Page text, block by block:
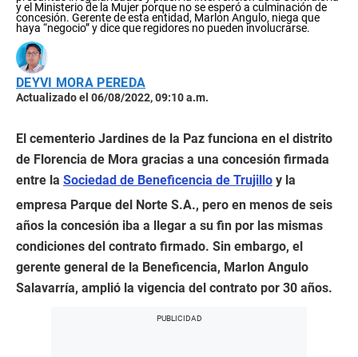
y el Ministerio de la Mujer porque no se esperó a culminación de
concesión. Gerente de esta entidad, Marlon Angulo, niega que
haya “negocio” y dice que regidores no pueden involucrarse.
DEYVI MORA PEREDA
Actualizado el 06/08/2022, 09:10 a.m.
El cementerio Jardines de la Paz funciona en el distrito
de Florencia de Mora gracias a una concesión firmada
entre la Sociedad de Beneficencia de Trujillo y la
empresa Parque del Norte S.A., pero en menos de seis
años la concesión iba a llegar a su fin por las mismas
condiciones del contrato firmado. Sin embargo, el
gerente general de la Beneficencia, Marlon Angulo
Salavarría, amplió la vigencia del contrato por 30 años.